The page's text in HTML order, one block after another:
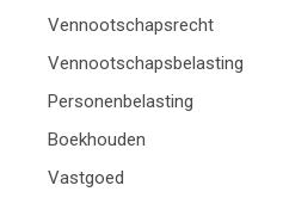
Vennootschapsrecht
Vennootschapsbelasting
Personenbelasting
Boekhouden
Vastgoed